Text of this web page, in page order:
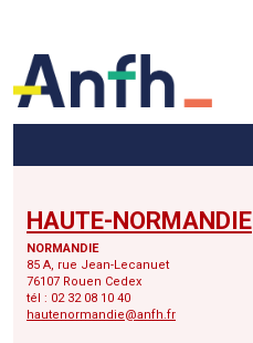
HAUTE-NORMANDIE
NORMANDIE
85 A, rue Jean-Lecanuet
76107 Rouen Cedex
tél : 02 32 08 10 40
hautenormandie@anfh.fr